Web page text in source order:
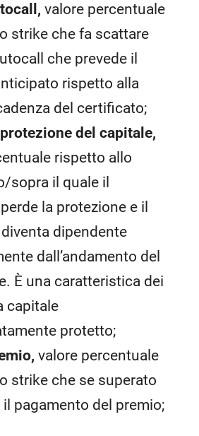
valore percentuale
strike che fa scattare
che prevede il
rispetto alla
del certificato;
del capitale,
rispetto allo
sopra il quale il
la protezione e il
dipendente
dall’andamento del
È una caratteristica dei
capitale
protetto;
valore percentuale
strike che se superato
pagamento del premio;